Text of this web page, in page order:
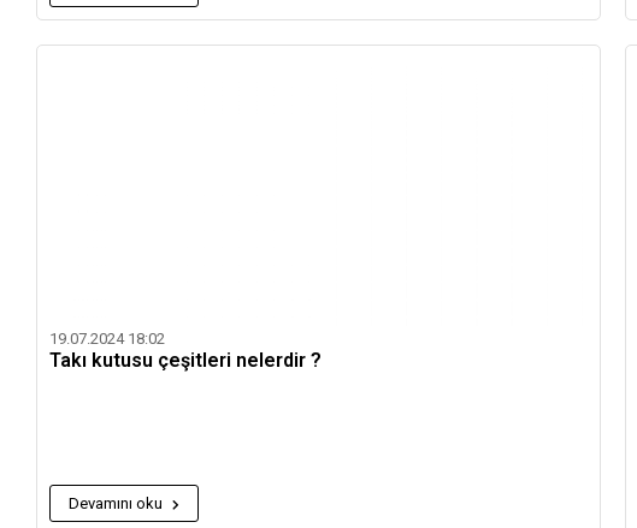
19.07.2024 18:02
Takı kutusu çeşitleri nelerdir ?
Devamını oku